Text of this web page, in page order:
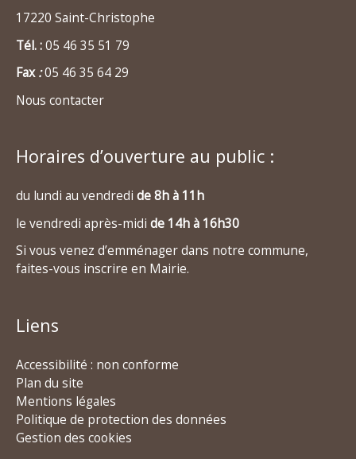
17220 Saint-Christophe
Tél. :05 46 35 51 79
Fax:05 46 35 64 29
Nous contacter
Horaires d’ouverture au public :
du lundi au vendredi de 8h à 11h
le vendredi après-midi de 14h à 16h30
Si vous venez d’emménager dans notre commune,
faites-vous inscrire en Mairie.
Liens
Accessibilité : non conforme
Plan du site
Mentions légales
Politique de protection des données
Gestion des cookies